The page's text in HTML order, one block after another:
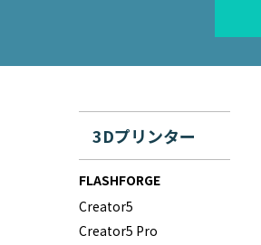
3Dプリンター
FLASHFORGE
Creator5
Creator5 Pro